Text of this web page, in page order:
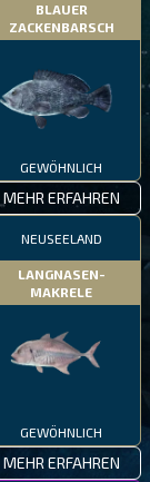
BLAUER
ZACKENBARSCH
GEWÖHNLICH
MEHR ERFAHREN
NEUSEELAND
LANGNASEN-
MAKRELE
GEWÖHNLICH
MEHR ERFAHREN